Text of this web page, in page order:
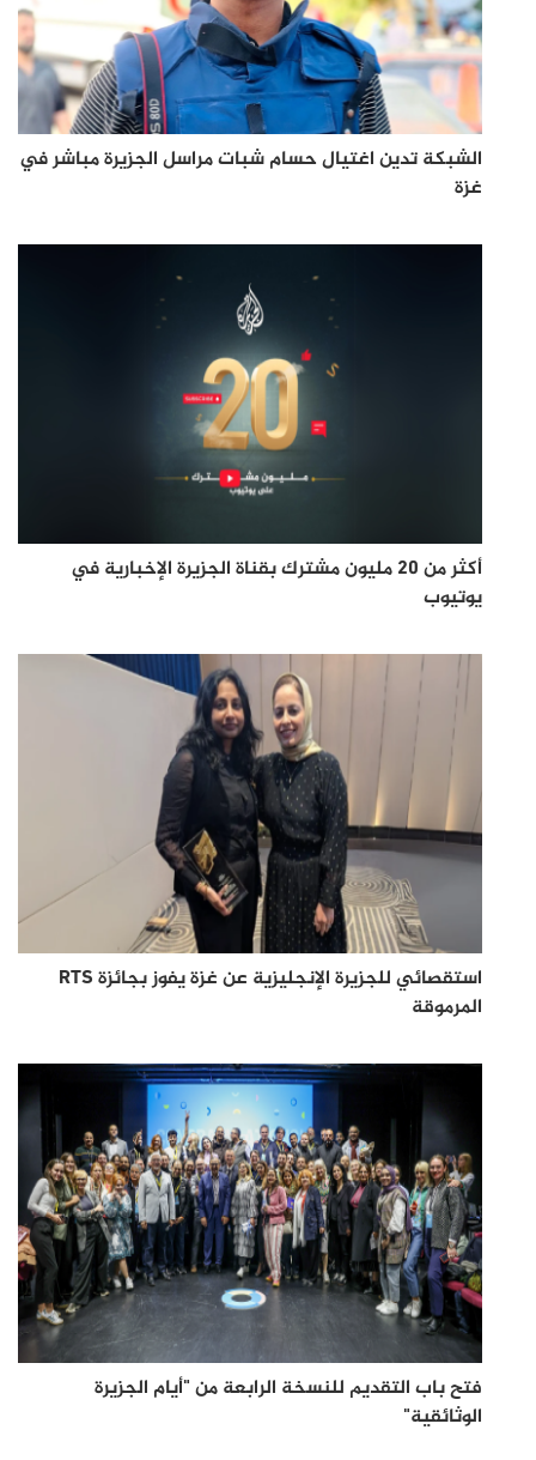
الشبكة تدين اغتيال حسام شبات مراسل الجزيرة مباشر في
غزة
أكثر من 20 مليون مشترك بقناة الجزيرة الإخبارية في
يوتيوب
استقصائي للجزيرة الإنجليزية عن غزة يفوز بجائزة RTS
المرموقة
فتح باب التقديم للنسخة الرابعة من "أيام الجزيرة
الوثائقية"